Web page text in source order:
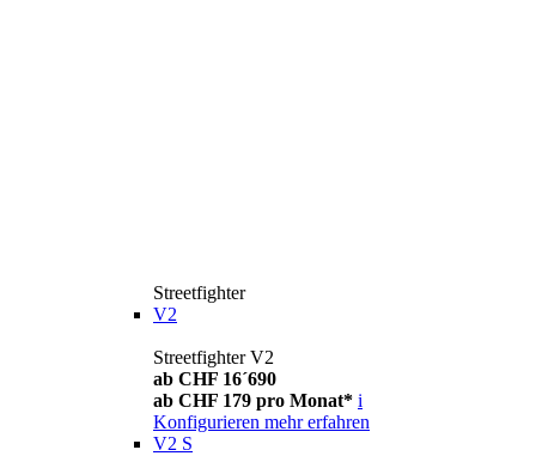
Streetfighter
V2
Streetfighter V2
ab CHF 16´690
ab CHF 179 pro Monat* i
Konfigurieren mehr erfahren
V2 S